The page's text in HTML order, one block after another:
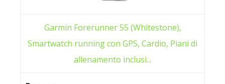
Garmin Forerunner 55 (Whitestone),
Smartwatch running con GPS, Cardio, Piani di
allenamento inclusi...